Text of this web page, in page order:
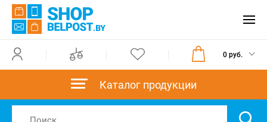
0 руб.
Каталог продукции